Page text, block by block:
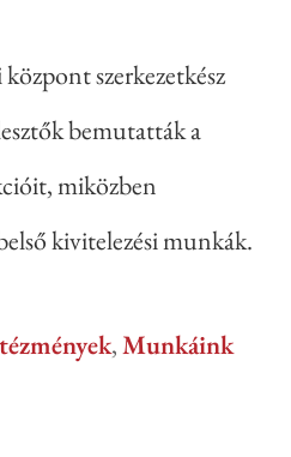
szerkezetkész
bemutatták a
miközben
kivitelezési munkák.
,Munkáink